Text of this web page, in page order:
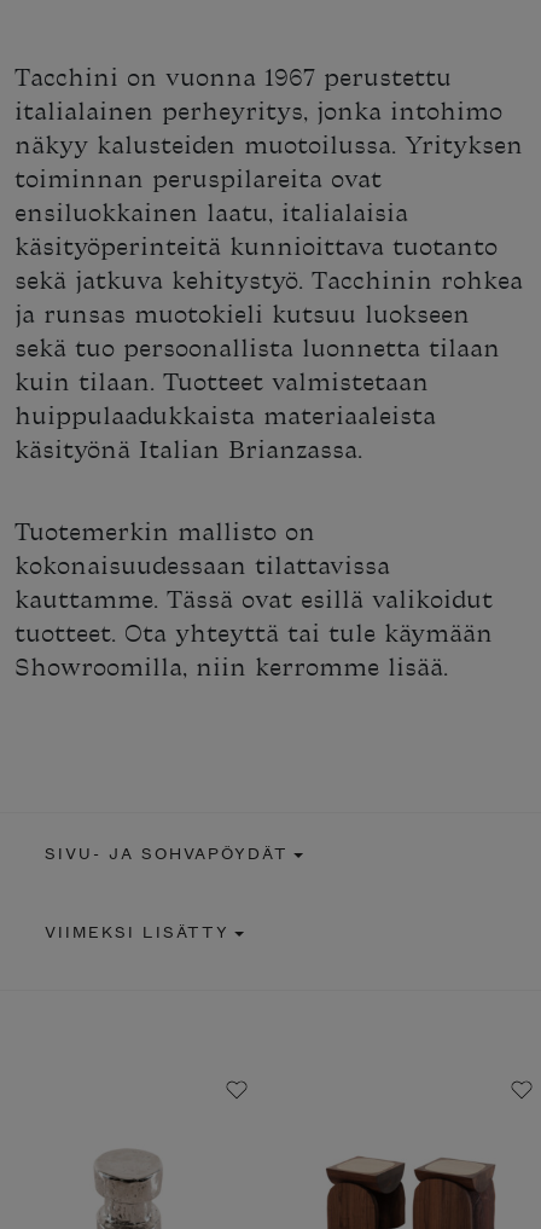
Tacchini on vuonna 1967 perustettu
italialainen perheyritys, jonka intohimo
näkyy kalusteiden muotoilussa. Yrityksen
toiminnan peruspilareita ovat
ensiluokkainen laatu, italialaisia
käsityöperinteitä kunnioittava tuotanto
sekä jatkuva kehitystyö. Tacchinin rohkea
ja runsas muotokieli kutsuu luokseen
sekä tuo persoonallista luonnetta tilaan
kuin tilaan. Tuotteet valmistetaan
huippulaadukkaista materiaaleista
käsityönä Italian Brianzassa.
Tuotemerkin mallisto on
kokonaisuudessaan tilattavissa
kauttamme. Tässä ovat esillä valikoidut
tuotteet. Ota yhteyttä tai tule käymään
Showroomilla, niin kerromme lisää.
SIVU- JA SOHVAPÖYDÄT
VIIMEKSI LISÄTTY